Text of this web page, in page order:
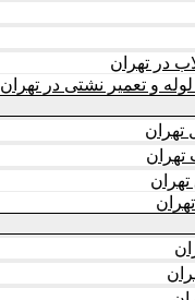
در تهران
و تعمیر نشتی در تهران
تهران
تهران